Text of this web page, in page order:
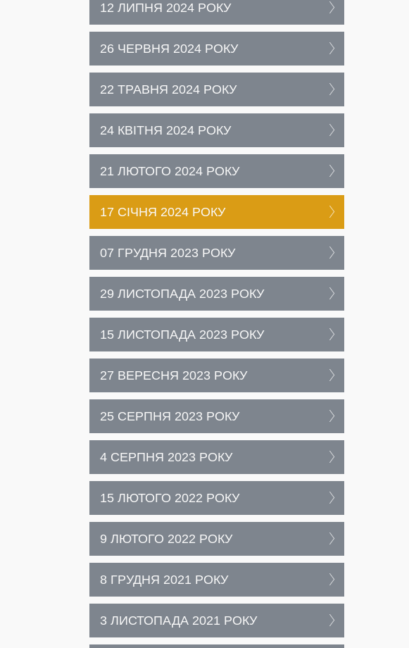
12 ЛИПНЯ 2024 РОКУ
26 ЧЕРВНЯ 2024 РОКУ
22 ТРАВНЯ 2024 РОКУ
24 КВІТНЯ 2024 РОКУ
21 ЛЮТОГО 2024 РОКУ
17 СІЧНЯ 2024 РОКУ
07 ГРУДНЯ 2023 РОКУ
29 ЛИСТОПАДА 2023 РОКУ
15 ЛИСТОПАДА 2023 РОКУ
27 ВЕРЕСНЯ 2023 РОКУ
25 СЕРПНЯ 2023 РОКУ
4 СЕРПНЯ 2023 РОКУ
15 ЛЮТОГО 2022 РОКУ
9 ЛЮТОГО 2022 РОКУ
8 ГРУДНЯ 2021 РОКУ
3 ЛИСТОПАДА 2021 РОКУ